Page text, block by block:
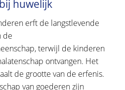
huwelijk
erft de langstlevende
de
terwijl de kinderen
ontvangen. Het
de grootte van de erfenis.
van goederen zijn